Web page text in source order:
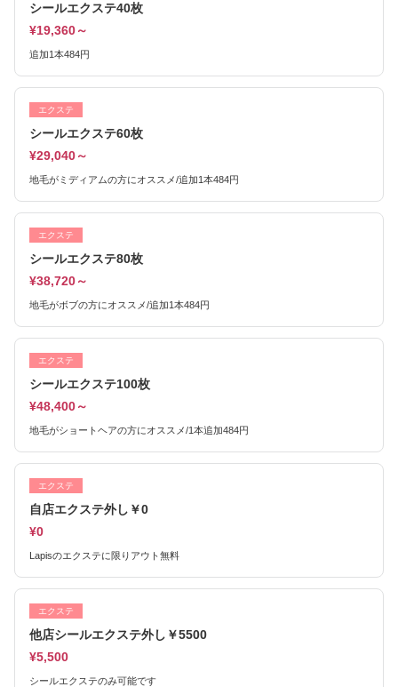
シールエクステ40枚
¥19,360～
追加1本484円
エクステ
シールエクステ60枚
¥29,040～
地毛がミディアムの方にオススメ/追加1本484円
エクステ
シールエクステ80枚
¥38,720～
地毛がボブの方にオススメ/追加1本484円
エクステ
シールエクステ100枚
¥48,400～
地毛がショートヘアの方にオススメ/1本追加484円
エクステ
自店エクステ外し￥0
¥0
Lapisのエクステに限りアウト無料
エクステ
他店シールエクステ外し￥5500
¥5,500
シールエクステのみ可能です